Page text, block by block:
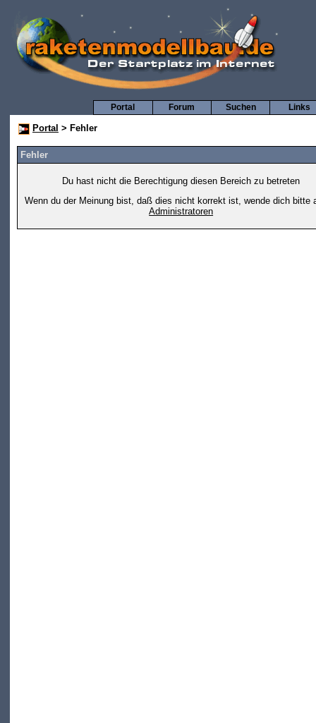
Links
Suchen
Forum
Portal
Portal > Fehler
Fehler
Du hast nicht die Berechtigung diesen Bereich zu betreten
Wenn du der Meinung bist, daß dies nicht korrekt ist, wende dich bitte
Administratoren